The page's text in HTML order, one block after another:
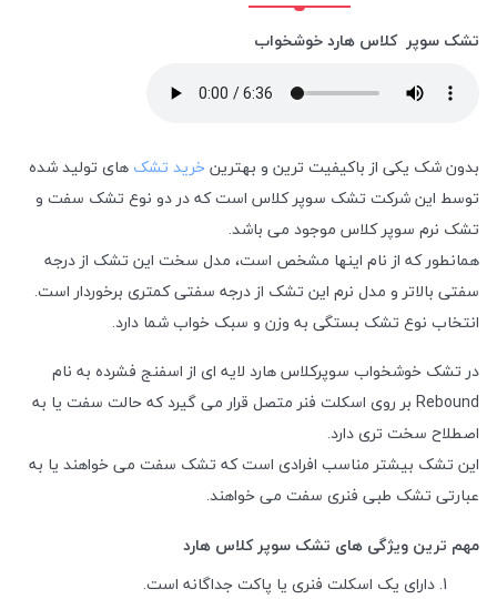
تشک سوپر کلاس هارد خوشخواب
بدون شک یکی از باکیفیت ترین و بهترین خرید تشک های تولید شده
توسط این شرکت تشک سوپر کلاس است که در دو نوع تشک سفت و
تشک نرم سوپر کلاس موجود می باشد.
همانطور که از نام اینها مشخص است، مدل سخت این تشک از درجه
سفتی بالاتر و مدل نرم این تشک از درجه سفتی کمتری برخوردار است.
انتخاب نوع تشک بستگی به وزن و سبک خواب شما دارد.
در تشک خوشخواب سوپرکلاس هارد لایه ای از اسفنج فشرده به نام
Rebound بر روی اسکلت فنر متصل قرار می گیرد که حالت سفت یا به
اصطلاح سخت تری دارد.
این تشک بیشتر مناسب افرادی است که تشک سفت می خواهند یا به
عبارتی تشک طبی فنری سفت می خواهند.
مهم ترین ویژگی های تشک سوپر کلاس هارد
دارای یک اسکلت فنری یا پاکت جداگانه است.